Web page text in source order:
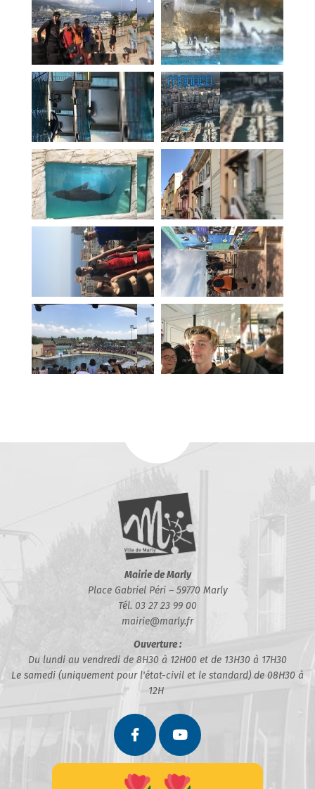
Mairie de Marly
Place Gabriel Péri – 59770 Marly
Tél. 03 27 23 99 00
mairie@marly.fr
Ouverture :
Du lundi au vendredi de 8H30 à 12H00 et de 13H30 à 17H30
Le samedi (uniquement pour l'état-civil et le standard) de 08H30 à
12H